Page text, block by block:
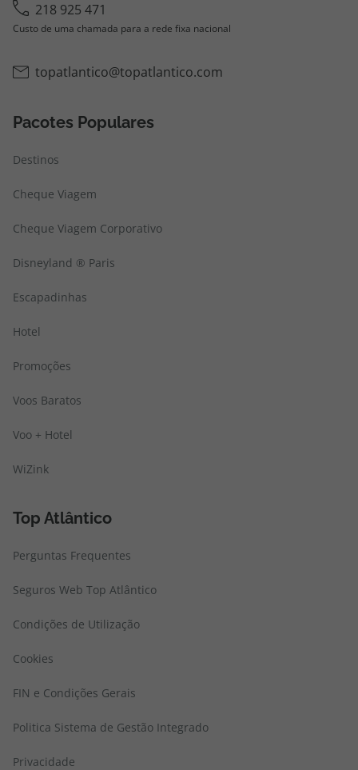
218 925 471
Custo de uma chamada para a rede fixa nacional
topatlantico@topatlantico.com
Pacotes Populares
Destinos
Cheque Viagem
Cheque Viagem Corporativo
Disneyland ® Paris
Escapadinhas
Hotel
Promoções
Voos Baratos
Voo + Hotel
WiZink
Top Atlântico
Perguntas Frequentes
Seguros Web Top Atlântico
Condições de Utilização
Cookies
FIN e Condições Gerais
Politica Sistema de Gestão Integrado
Privacidade